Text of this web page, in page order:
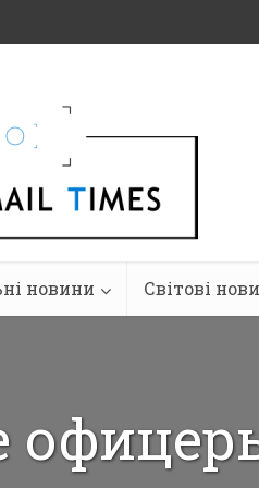
новини Світові